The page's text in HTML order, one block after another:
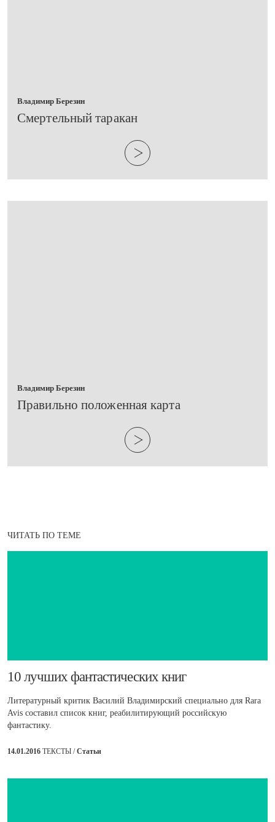
Владимир Березин
​Смертельный таракан
Владимир Березин
​Правильно положенная карта
ЧИТАТЬ ПО ТЕМЕ
​10 лучших фантастических книг
Литературный критик Василий Владимирский специально для Rara
Avis составил список книг, реабилитирующий российскую
фантастику.
14.01.2016 ТЕКСТЫ /Статьи